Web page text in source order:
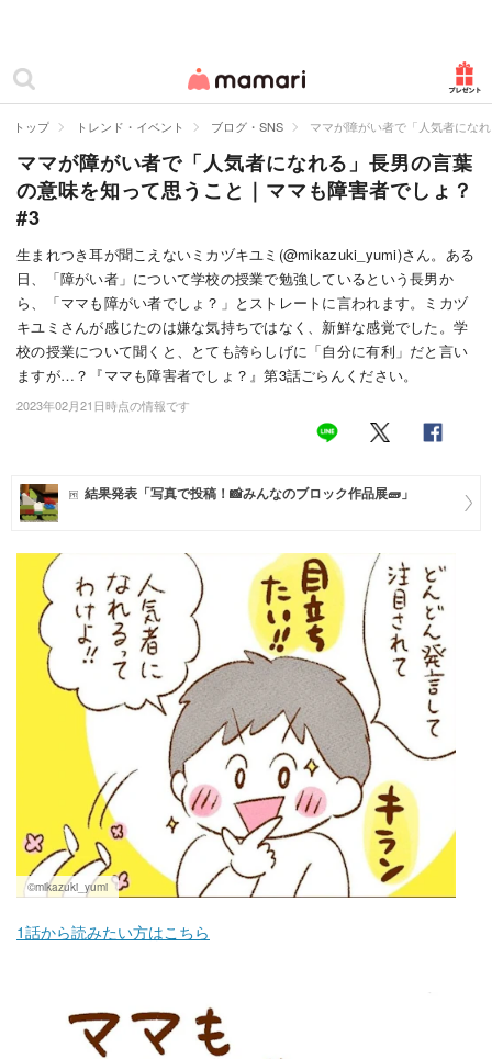
ママリ
カテゴリー一覧
妊娠
出産
赤ちゃん・育児
子育て・家族
病院
美容・ファッション
住まい
マネー
トレンド・イベント
トップ トレンド・イベント ブログ・SNS ママが障がい者で「人気者にな
ママが障がい者で「人気者になれる」長男の言葉
の意味を知って思うこと｜ママも障害者でしょ？
#3
生まれつき耳が聞こえないミカヅキユミ(@mikazuki_yumi)さん。ある
日、「障がい者」について学校の授業で勉強しているという長男か
ら、「ママも障がい者でしょ？」とストレートに言われます。ミカヅ
キユミさんが感じたのは嫌な気持ちではなく、新鮮な感覚でした。学
校の授業について聞くと、とても誇らしげに「自分に有利」だと言い
ますが…？『ママも障害者でしょ？』第3話ごらんください。
2023年02月21日時点の情報です
結果発表「写真で投稿！📸みんなのブロック作品展🧱」
©mikazuki_yumi
1話から読みたい方はこちら